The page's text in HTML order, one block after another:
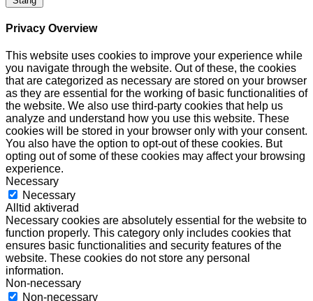
Privacy Overview
This website uses cookies to improve your experience while
you navigate through the website. Out of these, the cookies
that are categorized as necessary are stored on your browser
as they are essential for the working of basic functionalities of
the website. We also use third-party cookies that help us
analyze and understand how you use this website. These
cookies will be stored in your browser only with your consent.
You also have the option to opt-out of these cookies. But
opting out of some of these cookies may affect your browsing
experience.
Necessary
Necessary
Alltid aktiverad
Necessary cookies are absolutely essential for the website to
function properly. This category only includes cookies that
ensures basic functionalities and security features of the
website. These cookies do not store any personal
information.
Non-necessary
Non-necessary